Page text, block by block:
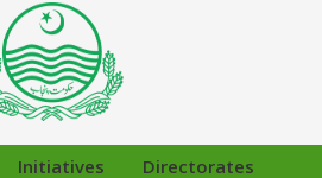
Initiatives
Directorates